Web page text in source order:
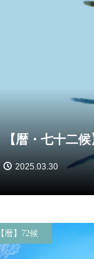
【暦・七十二
2025.03.30
【暦】72候